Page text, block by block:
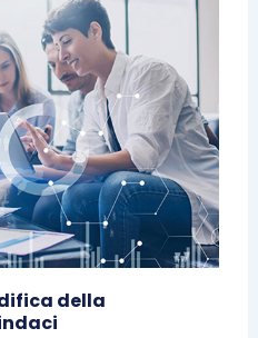
della